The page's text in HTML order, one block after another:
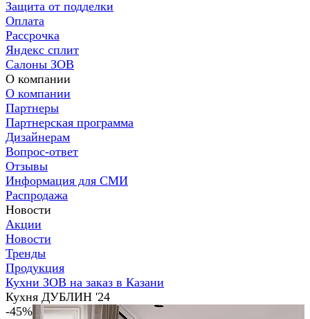
Защита от подделки
Оплата
Рассрочка
Яндекс сплит
Салоны ЗОВ
О компании
О компании
Партнеры
Партнерская программа
Дизайнерам
Вопрос-ответ
Отзывы
Информация для СМИ
Распродажа
Новости
Акции
Новости
Тренды
Продукция
Кухни ЗОВ на заказ в Казани
Кухня ДУБЛИН '24
-45%